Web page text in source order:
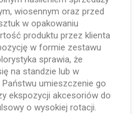
wiosennym oraz przed
w opakowaniu
produktu przez klienta
w formie zestawu
sprawia, że
na standzie lub w
umieszczenie go
ekspozycji akcesoriów do
o wysokiej rotacji.